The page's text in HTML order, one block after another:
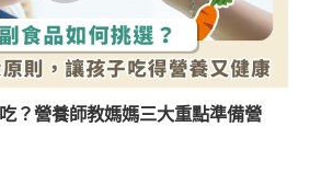
？營養師教媽媽三大重點準備營